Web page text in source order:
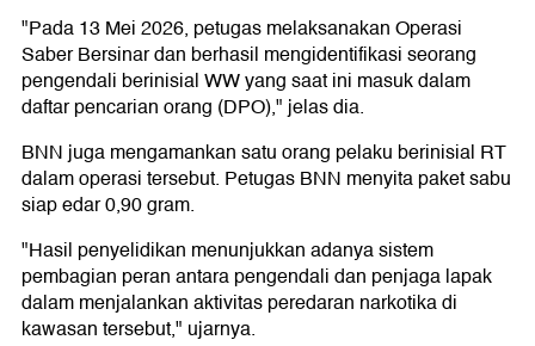
"Pada 13 Mei 2026, petugas melaksanakan Operasi
Saber Bersinar dan berhasil mengidentifikasi seorang
pengendali berinisial WW yang saat ini masuk dalam
daftar pencarian orang (DPO)," jelas dia.
BNN juga mengamankan satu orang pelaku berinisial RT
dalam operasi tersebut. Petugas BNN menyita paket sabu
siap edar 0,90 gram.
"Hasil penyelidikan menunjukkan adanya sistem
pembagian peran antara pengendali dan penjaga lapak
dalam menjalankan aktivitas peredaran narkotika di
kawasan tersebut," ujarnya.